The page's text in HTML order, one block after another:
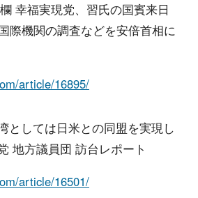
幸福実現党、習氏の国賓来日
際機関の調査などを安倍首相に
article/16895/
としては日米との同盟を実現し
地方議員団 訪台レポート
article/16501/